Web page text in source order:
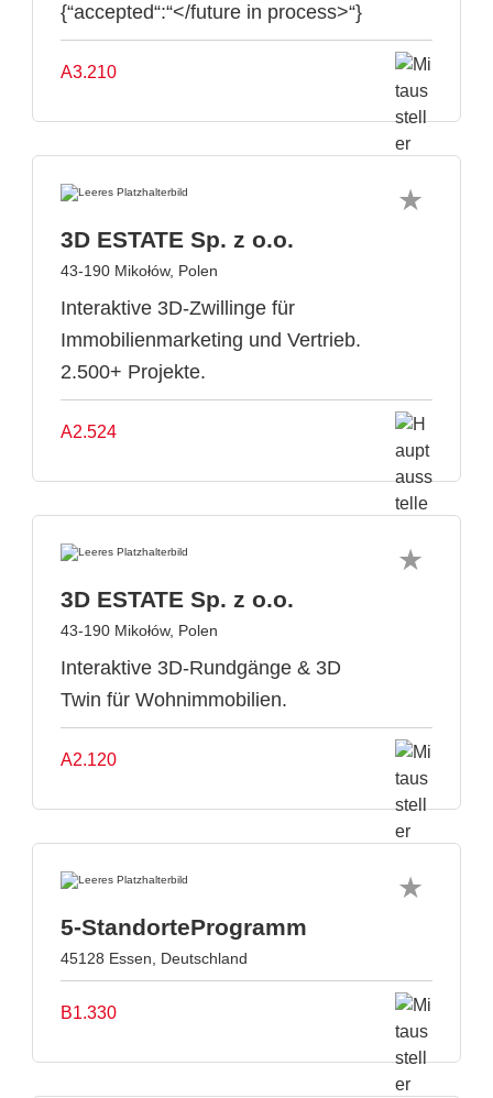
{“accepted“:“</future in process>“}
A3.210
3D ESTATE Sp. z o.o.
43-190 Mikołów, Polen
Interaktive 3D-Zwillinge für
Immobilienmarketing und Vertrieb.
2.500+ Projekte.
A2.524
3D ESTATE Sp. z o.o.
43-190 Mikołów, Polen
Interaktive 3D-Rundgänge & 3D
Twin für Wohnimmobilien.
A2.120
5-StandorteProgramm
45128 Essen, Deutschland
B1.330